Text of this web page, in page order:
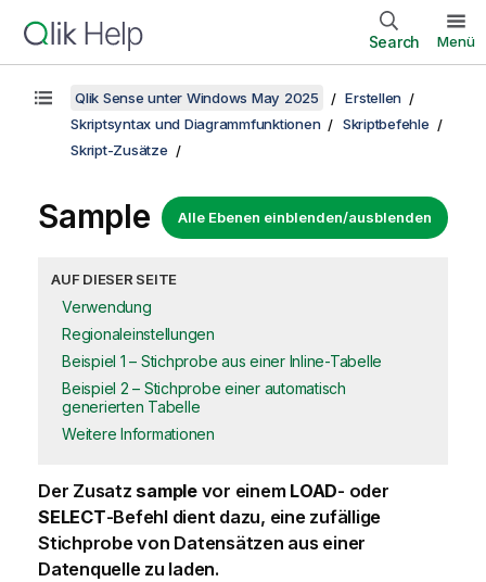
Search Menü
Qlik Sense unter Windows May 2025
Erstellen
Skriptsyntax und Diagrammfunktionen
Skriptbefehle
Skript-Zusätze
Alle Ebenen einblenden/ausblenden
Sample
AUF DIESER SEITE
Verwendung
Regionaleinstellungen
Beispiel 1 – Stichprobe aus einer Inline-Tabelle
Beispiel 2 – Stichprobe einer automatisch
generierten Tabelle
Weitere Informationen
Der Zusatz samplevor einem LOAD- oder
SELECT-Befehl dient dazu, eine zufällige
Stichprobe von Datensätzen aus einer
Datenquelle zu laden.